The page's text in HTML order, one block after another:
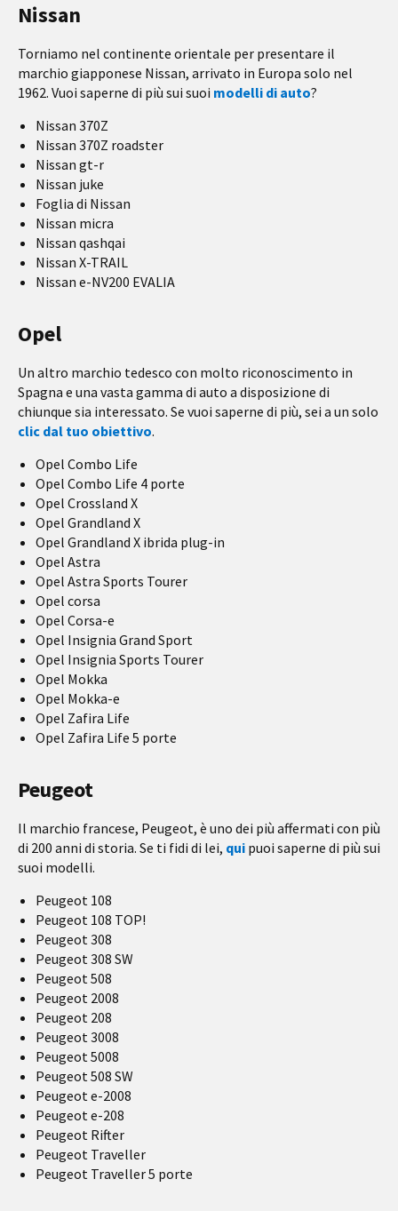
Nissan
Torniamo nel continente orientale per presentare il
marchio giapponese Nissan, arrivato in Europa solo nel
1962. Vuoi saperne di più sui suoi modelli di auto?
Nissan 370Z
Nissan 370Z roadster
Nissan gt-r
Nissan juke
Foglia di Nissan
Nissan micra
Nissan qashqai
Nissan X-TRAIL
Nissan e-NV200 EVALIA
Opel
Un altro marchio tedesco con molto riconoscimento in
Spagna e una vasta gamma di auto a disposizione di
chiunque sia interessato. Se vuoi saperne di più, sei a un solo
clic dal tuo obiettivo.
Opel Combo Life
Opel Combo Life 4 porte
Opel Crossland X
Opel Grandland X
Opel Grandland X ibrida plug-in
Opel Astra
Opel Astra Sports Tourer
Opel corsa
Opel Corsa-e
Opel Insignia Grand Sport
Opel Insignia Sports Tourer
Opel Mokka
Opel Mokka-e
Opel Zafira Life
Opel Zafira Life 5 porte
Peugeot
Il marchio francese, Peugeot, è uno dei più affermati con più
di 200 anni di storia. Se ti fidi di lei, qui puoi saperne di più sui
suoi modelli.
Peugeot 108
Peugeot 108 TOP!
Peugeot 308
Peugeot 308 SW
Peugeot 508
Peugeot 2008
Peugeot 208
Peugeot 3008
Peugeot 5008
Peugeot 508 SW
Peugeot e-2008
Peugeot e-208
Peugeot Rifter
Peugeot Traveller
Peugeot Traveller 5 porte